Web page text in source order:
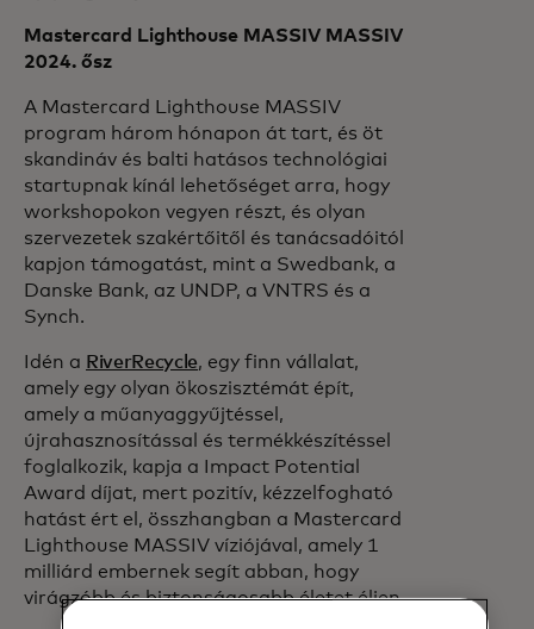
Mastercard Lighthouse MASSIV MASSIV
2024. ősz
A Mastercard Lighthouse MASSIV
program három hónapon át tart, és öt
skandináv és balti hatásos technológiai
startupnak kínál lehetőséget arra, hogy
workshopokon vegyen részt, és olyan
szervezetek szakértőitől és tanácsadóitól
kapjon támogatást, mint a Swedbank, a
Danske Bank, az UNDP, a VNTRS és a
Synch.
Idén a RiverRecycle, egy finn vállalat,
amely egy olyan ökoszisztémát épít,
amely a műanyaggyűjtéssel,
újrahasznosítással és termékkészítéssel
foglalkozik, kapja a Impact Potential
Award díjat, mert pozitív, kézzelfogható
hatást ért el, összhangban a Mastercard
Lighthouse MASSIV víziójával, amely 1
milliárd embernek segít abban, hogy
virágzóbb és biztonságosabb életet éljen.